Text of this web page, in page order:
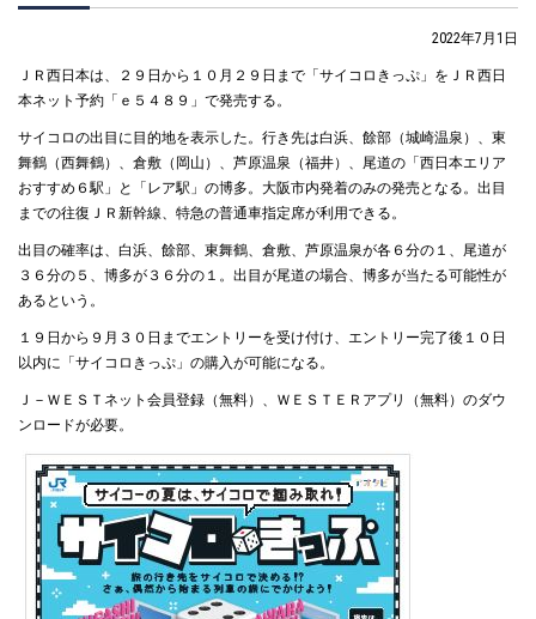
2022年7月1日
ＪＲ西日本は、２９日から１０月２９日まで「サイコロきっぷ」をＪＲ西日
本ネット予約「ｅ５４８９」で発売する。
サイコロの出目に目的地を表示した。行き先は白浜、餘部（城崎温泉）、東
舞鶴（西舞鶴）、倉敷（岡山）、芦原温泉（福井）、尾道の「西日本エリア
おすすめ６駅」と「レア駅」の博多。大阪市内発着のみの発売となる。出目
までの往復ＪＲ新幹線、特急の普通車指定席が利用できる。
出目の確率は、白浜、餘部、東舞鶴、倉敷、芦原温泉が各６分の１、尾道が
３６分の５、博多が３６分の１。出目が尾道の場合、博多が当たる可能性が
あるという。
１９日から９月３０日までエントリーを受け付け、エントリー完了後１０日
以内に「サイコロきっぷ」の購入が可能になる。
Ｊ－ＷＥＳＴネット会員登録（無料）、ＷＥＳＴＥＲアプリ（無料）のダウ
ンロードが必要。